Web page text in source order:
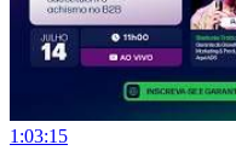
1:03:15